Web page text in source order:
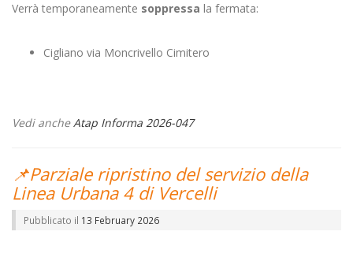
Verrà temporaneamente soppressa la fermata:
Cigliano via Moncrivello Cimitero
Vedi ancheAtap Informa 2026-047
📌Parziale ripristino del servizio della
Linea Urbana 4 di Vercelli
Pubblicato il 13 February 2026